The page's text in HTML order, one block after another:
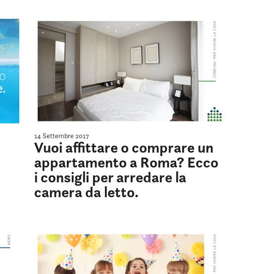
14 Settembre 2017
Vuoi affittare o comprare un
appartamento a Roma? Ecco
i consigli per arredare la
camera da letto.